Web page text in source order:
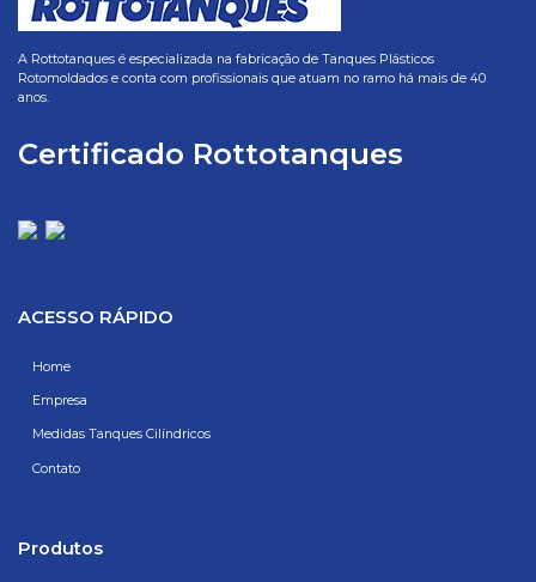
A Rottotanques é especializada na fabricação de Tanques Plásticos
Rotomoldados e conta com profissionais que atuam no ramo há mais de 40
anos.
Certificado Rottotanques
ACESSO RÁPIDO
Home
Empresa
Medidas Tanques Cilíndricos
Contato
Produtos